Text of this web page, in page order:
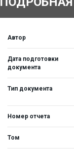
Автор
Дата подготовки
документа
Тип документа
Номер отчета
Том